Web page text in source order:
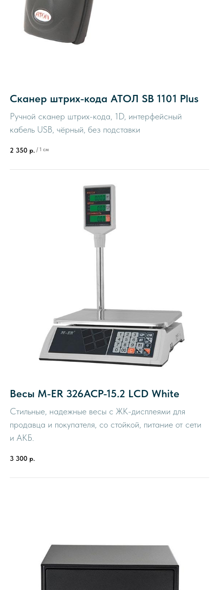
Сканер штрих-кода АТОЛ SB 1101 Plus
Ручной сканер штрих-кода, 1D, интерфейсный
кабель USB, чёрный, без подставки
2 350 р. / 1 см
Весы M-ER 326ACP-15.2 LCD White
Стильные, надежные весы с ЖК-дисплеями для
продавца и покупателя, со стойкой, питание от сети
и АКБ.
3 300 р.